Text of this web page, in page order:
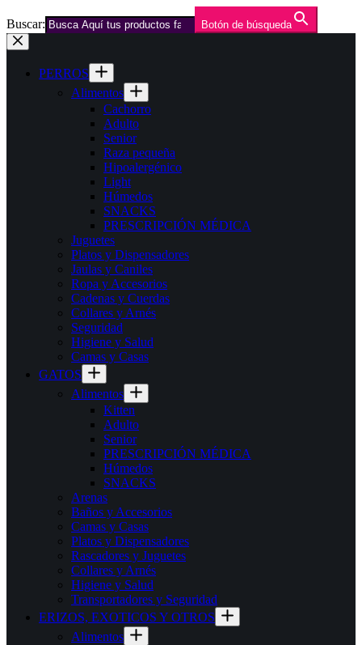
Buscar: Botón de búsqueda
Saltar
al
contenidoPERROS
Alimentos
Cachorro
Adulto
Senior
Raza pequeña
Hipoalergénico
Light
Húmedos
SNACKS
PRESCRIPCIÓN MÉDICA
Juguetes
Platos y Dispensadores
Jaulas y Caniles
Ropa y Accesorios
Cadenas y Cuerdas
Collares y Arnés
Seguridad
Higiene y Salud
Camas y Casas
GATOS
Alimentos
Kitten
Adulto
Senior
PRESCRIPCIÓN MÉDICA
Húmedos
SNACKS
Arenas
Baños y Accesorios
Camas y Casas
Platos y Dispensadores
Rascadores y Juguetes
Collares y Arnés
Higiene y Salud
Transportadores y Seguridad
ERIZOS, EXOTICOS Y OTROS
Alimentos